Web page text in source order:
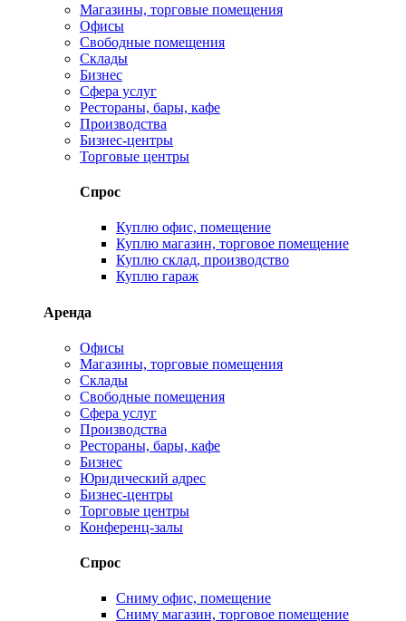
Магазины, торговые помещения
Офисы
Свободные помещения
Склады
Бизнес
Сфера услуг
Рестораны, бары, кафе
Производства
Бизнес-центры
Торговые центры
Спрос
Куплю офис, помещение
Куплю магазин, торговое помещение
Куплю склад, производство
Куплю гараж
Аренда
Офисы
Магазины, торговые помещения
Склады
Свободные помещения
Сфера услуг
Производства
Рестораны, бары, кафе
Бизнес
Юридический адрес
Бизнес-центры
Торговые центры
Конференц-залы
Спрос
Сниму офис, помещение
Сниму магазин, торговое помещение